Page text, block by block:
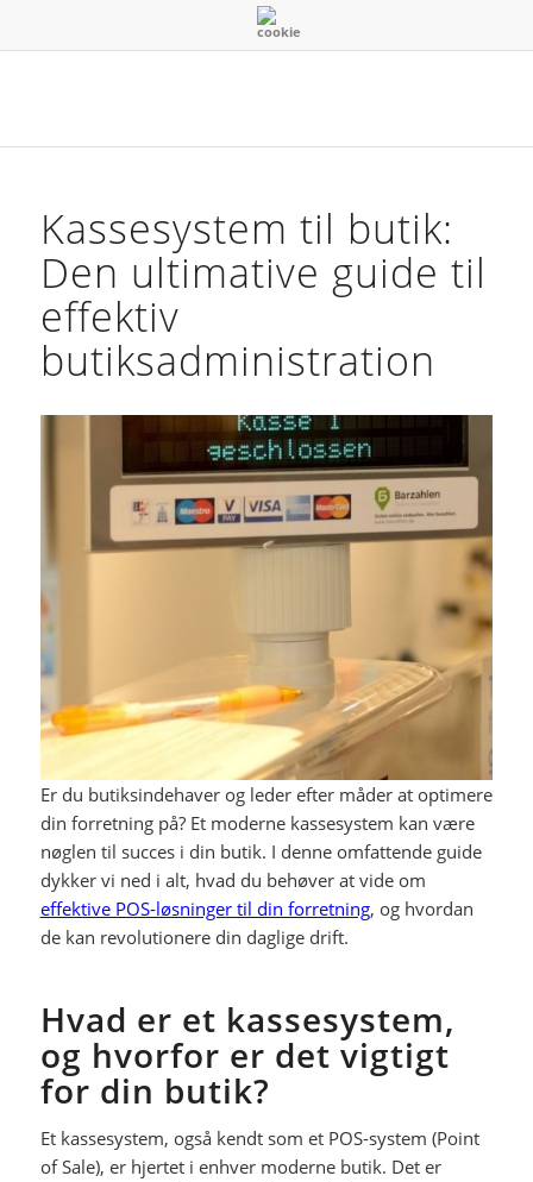
Kassesystem til butik:
Den ultimative guide til
effektiv
butiksadministration
Er du butiksindehaver og leder efter måder at optimere
din forretning på? Et moderne kassesystem kan være
nøglen til succes i din butik. I denne omfattende guide
dykker vi ned i alt, hvad du behøver at vide om
effektive POS-løsninger til din forretning, og hvordan
de kan revolutionere din daglige drift.
Hvad er et kassesystem,
og hvorfor er det vigtigt
for din butik?
Et kassesystem, også kendt som et POS-system (Point
of Sale), er hjertet i enhver moderne butik. Det er